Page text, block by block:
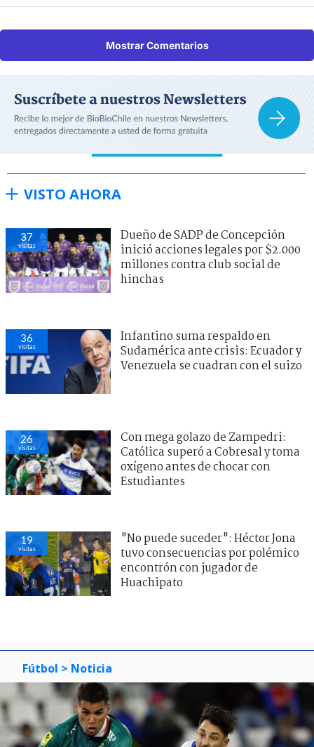
Mostrar Comentarios
VISTO AHORA
37
visitas
Dueño de SADP de Concepción
inició acciones legales por $2.000
millones contra club social de
hinchas
36
visitas
Infantino suma respaldo en
Sudamérica ante crisis: Ecuador y
Venezuela se cuadran con el suizo
26
visitas
Con mega golazo de Zampedri:
Católica superó a Cobresal y toma
oxígeno antes de chocar con
Estudiantes
19
visitas
"No puede suceder": Héctor Jona
tuvo consecuencias por polémico
encontrón con jugador de
Huachipato
Fútbol > Noticia